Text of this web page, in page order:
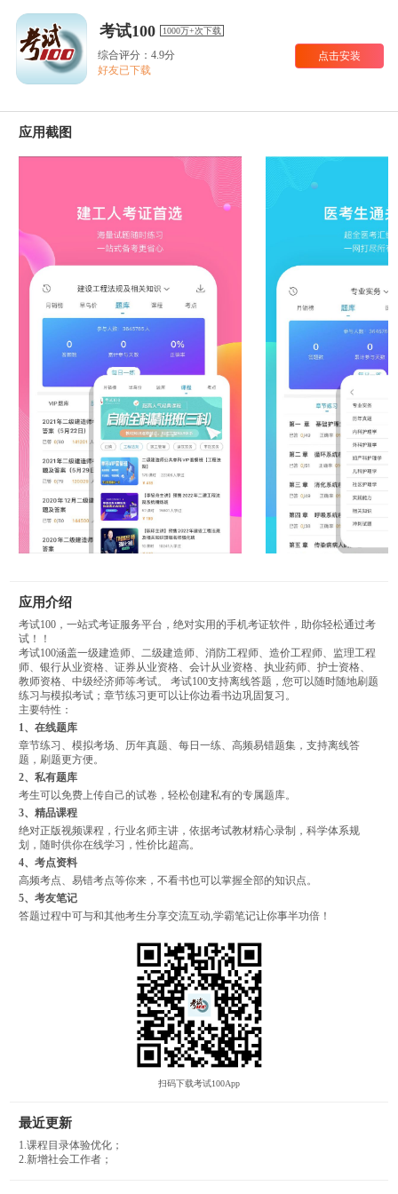
考试100 1000万+次下载
综合评分：4.9分
好友已下载
点击安装
应用截图
应用介绍
考试100，一站式考证服务平台，绝对实用的手机考证软件，助你轻松通过考
试！！
考试100涵盖一级建造师、二级建造师、消防工程师、造价工程师、监理工程
师、银行从业资格、证券从业资格、会计从业资格、执业药师、护士资格、
教师资格、中级经济师等考试。 考试100支持离线答题，您可以随时随地刷题
练习与模拟考试；章节练习更可以让你边看书边巩固复习。
主要特性：
1、在线题库
章节练习、模拟考场、历年真题、每日一练、高频易错题集，支持离线答
题，刷题更方便。
2、私有题库
考生可以免费上传自己的试卷，轻松创建私有的专属题库。
3、精品课程
绝对正版视频课程，行业名师主讲，依据考试教材精心录制，科学体系规
划，随时供你在线学习，性价比超高。
4、考点资料
高频考点、易错考点等你来，不看书也可以掌握全部的知识点。
5、考友笔记
答题过程中可与和其他考生分享交流互动,学霸笔记让你事半功倍！
扫码下载考试100App
最近更新
1.课程目录体验优化；
2.新增社会工作者；